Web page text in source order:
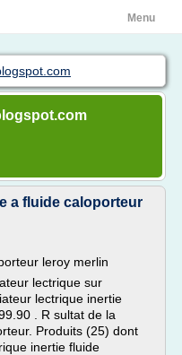
Menu
a fluide caloporteur
leroy merlin
lectrique sur
lectrique inertie
. R sultat de la
Produits (25) dont
inertie fluide